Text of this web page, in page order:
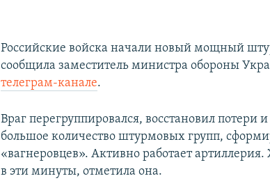
Российские войска начали новый мощный
сообщила заместитель министра обороны
телеграм-канале.
Враг перегруппировался, восстановил потери
большое количество штурмовых групп,
«вагнеровцев». Активно работает
в эти минуты, отметила она.